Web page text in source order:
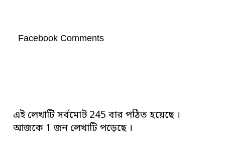
Facebook Comments
এই লেখাটি সর্বমোট 245 বার পঠিত হয়েছে ।
আজকে 1 জন লেখাটি পড়েছে ।